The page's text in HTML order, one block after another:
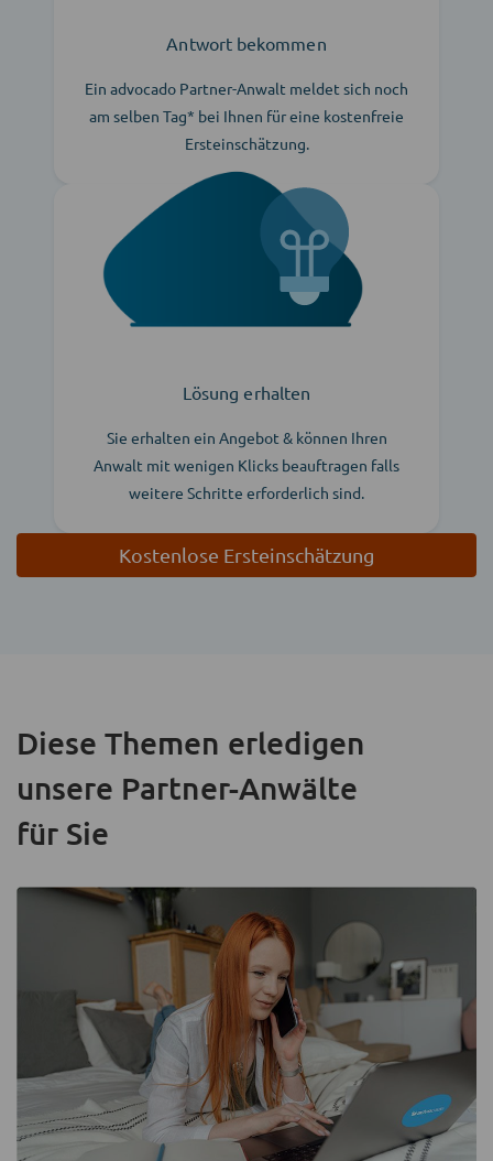
Antwort bekommen
Ein advocado Partner-Anwalt meldet sich noch
am selben Tag* bei Ihnen für eine kostenfreie
Ersteinschätzung.
Lösung erhalten
Sie erhalten ein Angebot & können Ihren
Anwalt mit wenigen Klicks beauftragen falls
weitere Schritte erforderlich sind.
Kostenlose Ersteinschätzung
Diese Themen erledigen
unsere Partner-Anwälte
für Sie